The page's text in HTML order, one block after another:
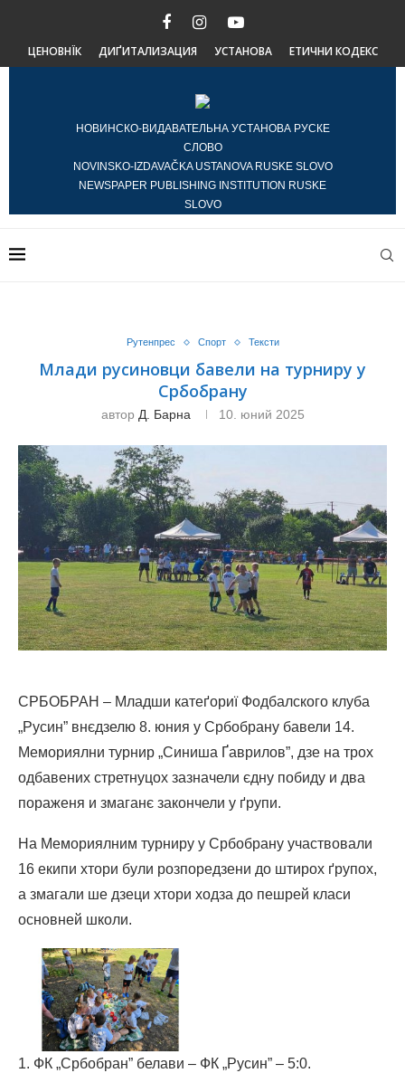
ЦЕНОВНЇК ДИҐИТАЛИЗАЦИЯ УСТАНОВА ЕТИЧНИ КОДЕКС
НОВИНСКО-ВИДАВАТЕЛЬНА УСТАНОВА РУСКЕ
СЛОВО
NOVINSKO-IZDAVAČKA USTANOVA RUSKE SLOVO
NEWSPAPER PUBLISHING INSTITUTION RUSKE
SLOVO
Рутенпрес Спорт Тексти
Млади русиновци бавели на турниру у
Србобрану
автор Д. Барна 10. юний 2025
СРБОБРАН – Младши катеґориї Фодбалского клуба
„Русин” внєдзелю 8. юния у Србобрану бавели 14.
Мемориялни турнир „Синиша Ґаврилов”, дзе на трох
одбавених стретнуцох зазначели єдну побиду и два
пораженя и змаганє закончели у ґрупи.
На Мемориялним турниру у Србобрану участвовали
16 екипи хтори були розпоредзени до штирох ґрупох,
а змагали ше дзеци хтори ходза до пешрей класи
основней школи.
1. ФК „Србобран” белави – ФК „Русин” – 5:0.